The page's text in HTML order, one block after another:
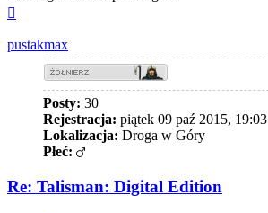
pustakmax
Posty: 30
Rejestracja: piątek 09 paź 2015, 19:03
Lokalizacja: Droga w Góry
Płeć:
Re: Talisman: Digital Edition